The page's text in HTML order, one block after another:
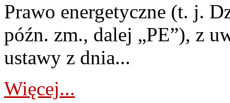
Prawo energetyczne (t. j.
późn. zm., dalej „PE”), z
ustawy z dnia...
Więcej...